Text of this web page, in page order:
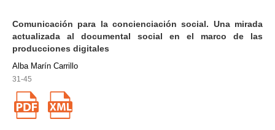
Comunicación para la concienciación social. Una mirada
actualizada al documental social en el marco de las
producciones digitales
Alba Marín Carrillo
31-45